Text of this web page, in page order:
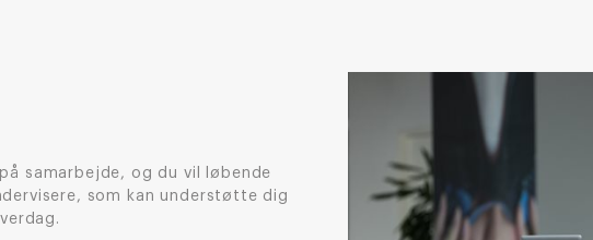
samarbejde, og du vil løbende
som kan understøtte dig